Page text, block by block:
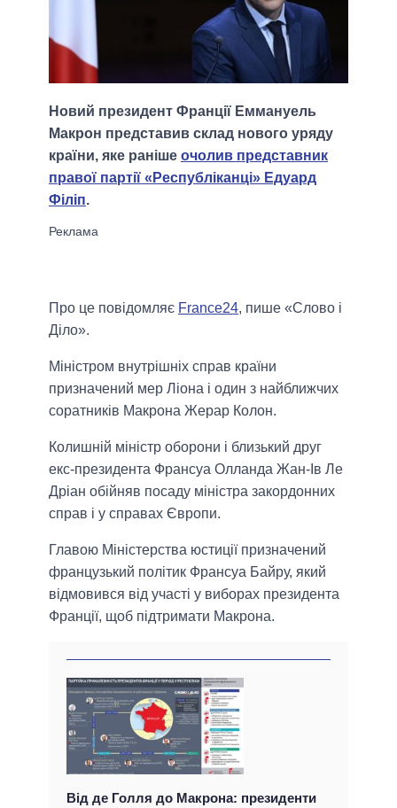
Новий президент Франції Еммануель
Макрон представив склад нового уряду
країни, яке раніше очолив представник
правої партії «Республіканці» Едуард
Філіп.
Про це повідомляє France24, пише «Слово і
Діло».
Міністром внутрішніх справ країни
призначений мер Ліона і один з найближчих
соратників Макрона Жерар Колон.
Колишній міністр оборони і близький друг
екс-президента Франсуа Олланда Жан-Ів Ле
Дріан обійняв посаду міністра закордонних
справ і у справах Європи.
Главою Міністерства юстиції призначений
французький політик Франсуа Байру, який
відмовився від участі у виборах президента
Франції, щоб підтримати Макрона.
Від де Голля до Макрона: президенти